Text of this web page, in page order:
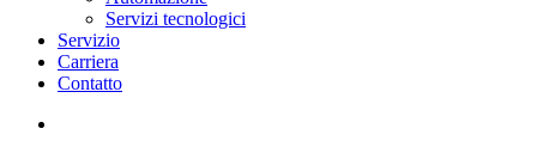
Servizi tecnologici
Servizio
Carriera
Contatto